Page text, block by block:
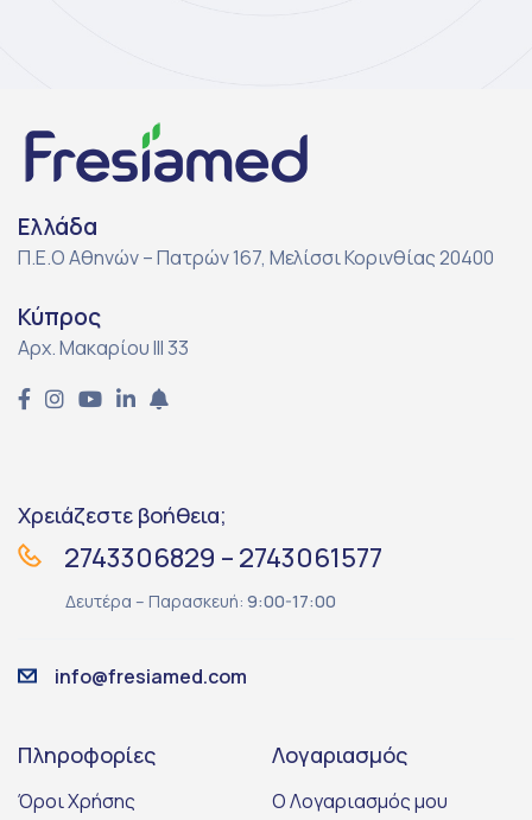
Ελλάδα
Π.Ε.Ο Αθηνών – Πατρών 167, Μελίσσι Κορινθίας 20400
Κύπρος
Αρχ. Μακαρίου ΙΙΙ 33
Χρειάζεστε βοήθεια;
2743306829 – 2743061577
Δευτέρα – Παρασκευή: 9:00-17:00
info@fresiamed.com
Πληροφορίες
Όροι Χρήσης
Λογαριασμός
Ο Λογαριασμός μου